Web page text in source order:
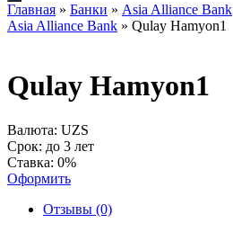
Главная » Банки » Asia Alliance Bank
Asia Alliance Bank » Qulay Hamyon1
Qulay Hamyon1
Валюта: UZS
Срок: до 3 лет
Ставка: 0%
Оформить
Отзывы (0)